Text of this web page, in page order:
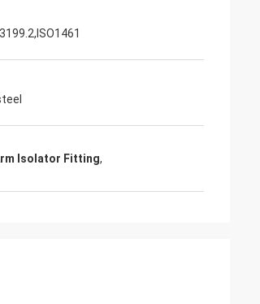
Isolator Fitting,